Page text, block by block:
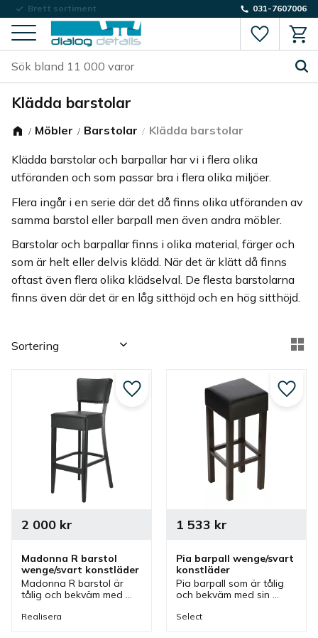
Meny
Låg fraktkostnad 031-7607006
Klädda barstolar
Möbler Barstolar Klädda barstolar
Klädda barstolar och barpallar har vi i flera olika
utföranden och som passar bra i flera olika miljöer.
Flera ingår i en serie där det då finns olika utföranden av
samma barstol eller barpall men även andra möbler.
Barstolar och barpallar finns i olika material, färger och
som är helt eller delvis klädd. När det är klätt då finns
oftast även flera olika klädselval. De flesta barstolarna
finns även där det är en låg sitthöjd och en hög sitthöjd.
Välj sortering
Madonna R barstol
wenge/svart konstläder
Madonna R barstol är
tålig och bekväm med
design som har klädd
2 000kr
Realisera
Lägg till i favoriter
Pia barpall wenge/svart
konstläder
Pia barpall som är tålig
och bekväm med sin
tidlös design som passar
1 533 kr
Select
Lägg